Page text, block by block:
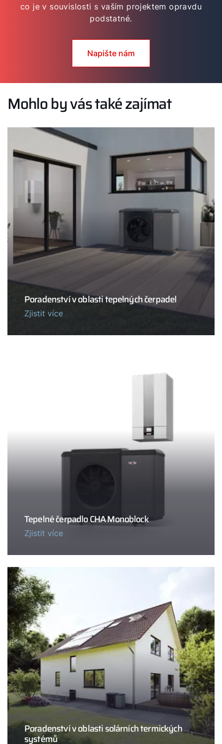
co je v souvislosti s vaším projektem opravdu
podstatné.
Napište nám
Mohlo by vás také zajímat
Poradenství v oblasti tepelných čerpadel
Zjistit více
Tepelné čerpadlo CHA Monoblock
Zjistit více
Poradenství v oblasti solárních termických
systémů